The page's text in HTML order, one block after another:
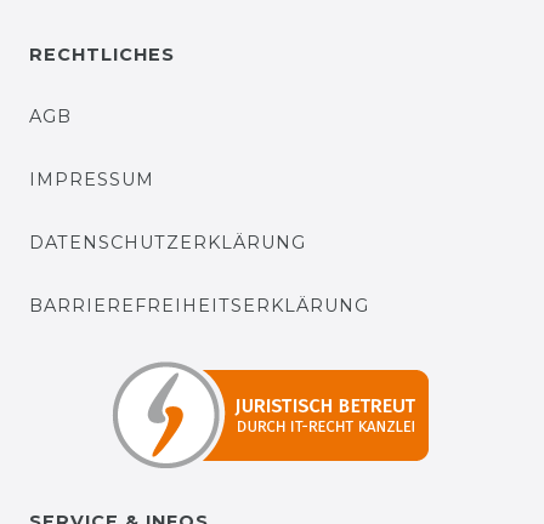
RECHTLICHES
AGB
IMPRESSUM
DATENSCHUTZERKLÄRUNG
BARRIEREFREIHEITSERKLÄRUNG